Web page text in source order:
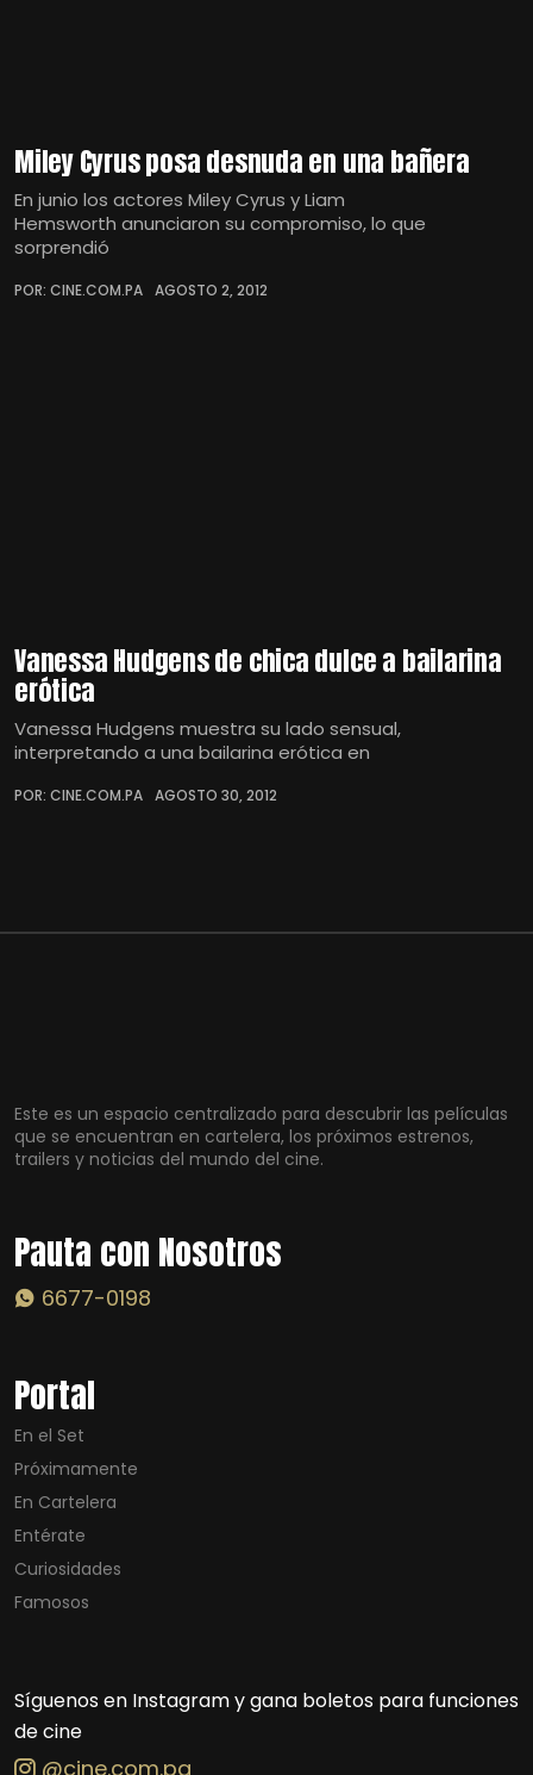
Miley Cyrus posa desnuda en una bañera
En junio los actores Miley Cyrus y Liam
Hemsworth anunciaron su compromiso, lo que
sorprendió
POR: CINE.COM.PA AGOSTO 2, 2012
Vanessa Hudgens de chica dulce a bailarina
erótica
Vanessa Hudgens muestra su lado sensual,
interpretando a una bailarina erótica en
POR: CINE.COM.PA AGOSTO 30, 2012
Este es un espacio centralizado para descubrir las películas
que se encuentran en cartelera, los próximos estrenos,
trailers y noticias del mundo del cine.
Pauta con Nosotros
6677-0198
Portal
En el Set
Próximamente
En Cartelera
Entérate
Curiosidades
Famosos
Síguenos en Instagram y gana boletos para funciones
de cine
@cine.com.pa